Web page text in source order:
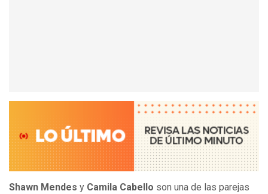
Shawn Mendes y Camila Cabello son una de las parejas